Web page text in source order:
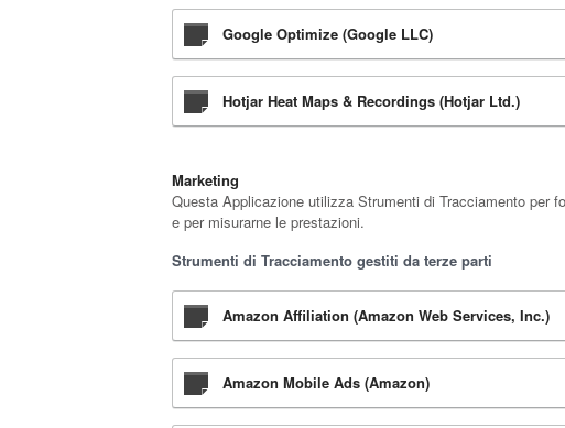
Google Optimize (Google LLC)
Hotjar Heat Maps & Recordings (Hotjar Ltd.)
Marketing
Questa Applicazione utilizza Strumenti di Tracciamento per
e per misurarne le prestazioni.
Strumenti di Tracciamento gestiti da terze parti
Amazon Affiliation (Amazon Web Services, Inc.)
Amazon Mobile Ads (Amazon)